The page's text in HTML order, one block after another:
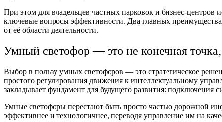
При этом для владельцев частных парковок и бизнес-центров
ключевые вопросы эффективности. Два главных
от её области деятельности.
Умный светофор — это не конечная
Выбор в пользу умных светофоров — это стратегическое
простого регулирования движения к интеллектуальному
закладывает фундамент для будущего развития:
Умные светофоры перестают быть просто частью дорожной
эффективнее и технологичнее, переводя управление им на